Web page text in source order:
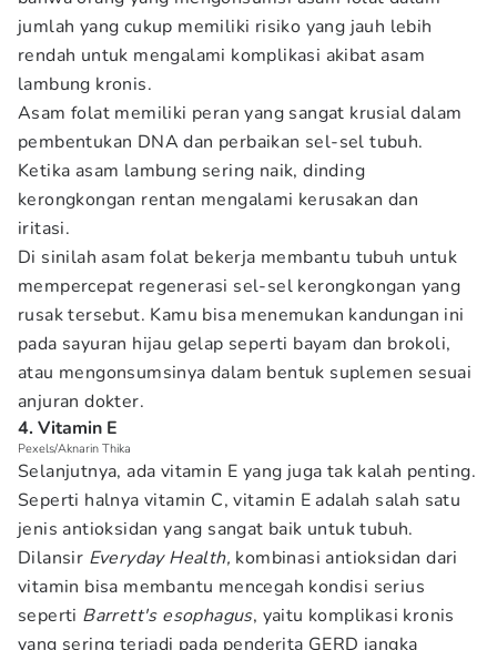
jumlah yang cukup memiliki risiko yang jauh lebih
rendah untuk mengalami komplikasi akibat asam
lambung kronis.
Asam folat memiliki peran yang sangat krusial dalam
pembentukan DNA dan perbaikan sel-sel tubuh.
Ketika asam lambung sering naik, dinding
kerongkongan rentan mengalami kerusakan dan
iritasi.
Di sinilah asam folat bekerja membantu tubuh untuk
mempercepat regenerasi sel-sel kerongkongan yang
rusak tersebut. Kamu bisa menemukan kandungan ini
pada sayuran hijau gelap seperti bayam dan brokoli,
atau mengonsumsinya dalam bentuk suplemen sesuai
anjuran dokter.
4. Vitamin E
Pexels/Aknarin Thika
Selanjutnya, ada vitamin E yang juga tak kalah penting.
Seperti halnya vitamin C, vitamin E adalah salah satu
jenis antioksidan yang sangat baik untuk tubuh.
Dilansir Everyday Health, kombinasi antioksidan dari
vitamin bisa membantu mencegah kondisi serius
seperti Barrett's esophagus, yaitu komplikasi kronis
yang sering terjadi pada penderita GERD jangka